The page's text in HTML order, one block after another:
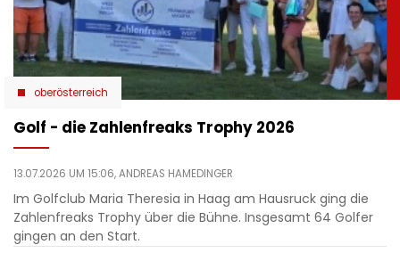
oberösterreich
Golf - die Zahlenfreaks Trophy 2026
13.07.2026 UM 15:06,ANDREAS HAMEDINGER
Im Golfclub Maria Theresia in Haag am Hausruck ging die
Zahlenfreaks Trophy über die Bühne. Insgesamt 64 Golfer
gingen an den Start.